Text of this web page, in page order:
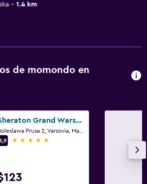
1.4 km
de momondo en
Sheraton Grand Warsaw
5 estrellas